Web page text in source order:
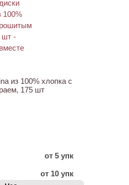
из 100% хлопка с
175 шт
от 5 упк
от 10 упк